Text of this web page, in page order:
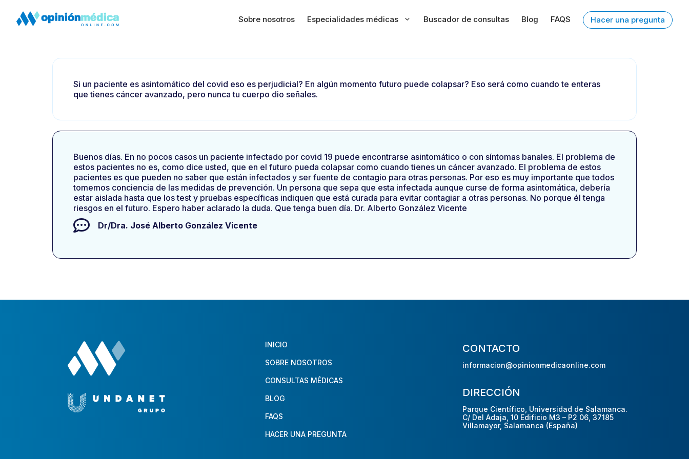
Sobre nosotros Especialidades médicas Buscador de consultas Blog FAQS Hacer una pregunta
Si un paciente es asintomático del covid eso es perjudicial? En algún momento futuro puede colapsar? Eso será como cuando te enteras
que tienes cáncer avanzado, pero nunca tu cuerpo dio señales.
Buenos días. En no pocos casos un paciente infectado por covid 19 puede encontrarse asintomático o con síntomas banales. El problema de
estos pacientes no es, como dice usted, que en el futuro pueda colapsar como cuando tienes un cáncer avanzado. El problema de estos
pacientes es que pueden no saber que están infectados y ser fuente de contagio para otras personas. Por eso es muy importante que todos
tomemos conciencia de las medidas de prevención. Un persona que sepa que esta infectada aunque curse de forma asintomática, debería
estar aislada hasta que los test y pruebas específicas indiquen que está curada para evitar contagiar a otras personas. No porque él tenga
riesgos en el futuro. Espero haber aclarado la duda. Que tenga buen día. Dr. Alberto González Vicente
Dr/Dra. José Alberto González Vicente
INICIO
SOBRE NOSOTROS
CONSULTAS MÉDICAS
BLOG
FAQS
HACER UNA PREGUNTA
CONTACTO
informacion@opinionmedicaonline.com
DIRECCIÓN
Parque Científico, Universidad de Salamanca.
C/ Del Adaja, 10 Edificio M3 – P2 06, 37185
Villamayor, Salamanca (España)